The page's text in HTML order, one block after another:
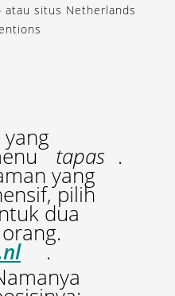
atau situs Netherlands
tapas .
yang
pilih
dua
.